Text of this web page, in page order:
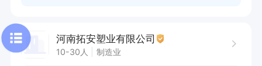
河南拓安塑业有限公司
10-30人 制造业